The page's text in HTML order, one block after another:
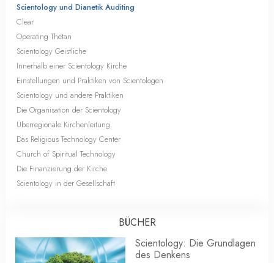
Scientology und Dianetik Auditing
Clear
Operating Thetan
Scientology Geistliche
Innerhalb einer Scientology Kirche
Einstellungen und Praktiken von Scientologen
Scientology und andere Praktiken
Die Organisation der Scientology
Überregionale Kirchenleitung
Das Religious Technology Center
Church of Spiritual Technology
Die Finanzierung der Kirche
Scientology in der Gesellschaft
BÜCHER
Scientology: Die Grundlagen
des Denkens